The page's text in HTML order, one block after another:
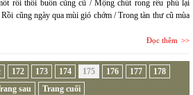
rồi thôi buồn cũng cũ / Mộng chút rong rêu phủ lại
cũng ngày qua mùi gió chớm / Trong tàn thư cũ mùa
Đọc thêm
172 173 174 175 176 177
178
sau
Trang cuối